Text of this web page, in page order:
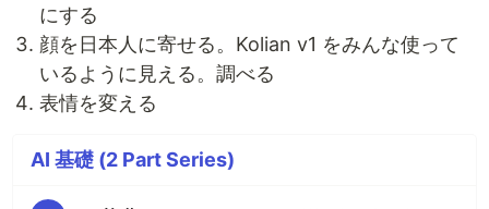
にする
顔を日本人に寄せる。Kolian v1 をみんな使って
いるように見える。調べる
表情を変える
AI 基礎 (2 Part Series)